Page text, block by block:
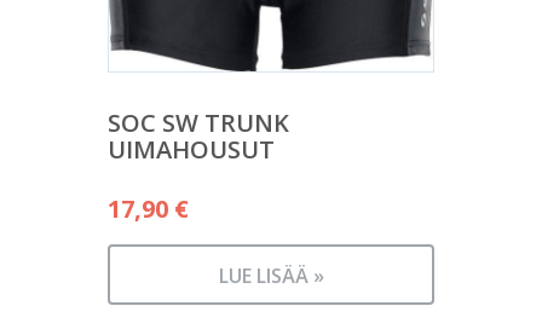
SOC SW TRUNK
UIMAHOUSUT
17,90 €
LUE LISÄÄ »